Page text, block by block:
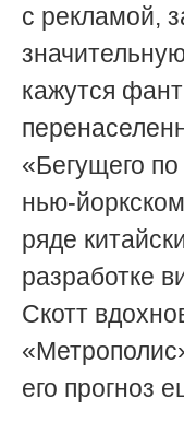
с рекламой,
кажутся
«Бегущего
нью-
ряде
разработке
Скотт
его прогноз